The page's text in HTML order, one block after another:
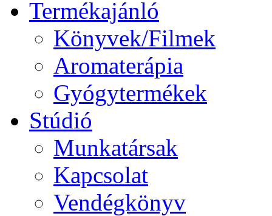
Termékajánló
Könyvek/Filmek
Aromaterápia
Gyógytermékek
Stúdió
Munkatársak
Kapcsolat
Vendégkönyv